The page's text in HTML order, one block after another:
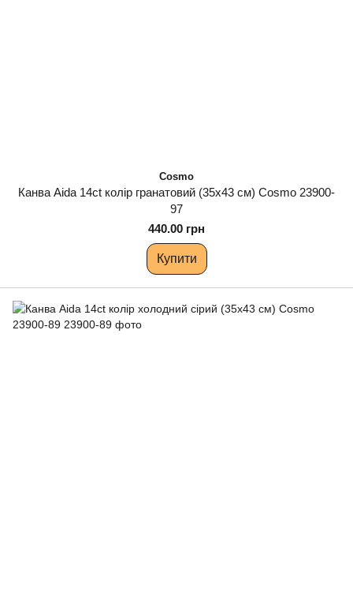
Cosmo
Канва Aida 14ct колір гранатовий (35х43 см) Cosmo 23900-
97
440.00 грн
Купити